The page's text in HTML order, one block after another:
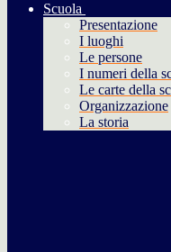
Scuola
Presentazione
I luoghi
Le persone
I numeri della
Le carte della
Organizzazione
La storia